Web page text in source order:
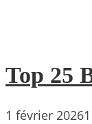
Top 25
1 février 2026